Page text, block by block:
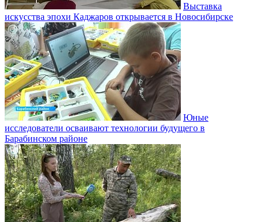
Выставка
искусства эпохи Каджаров открывается в Новосибирске
Юные
исследователи осваивают технологии будущего в
Барабинском районе